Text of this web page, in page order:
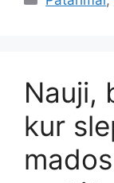
Nauji,
kur